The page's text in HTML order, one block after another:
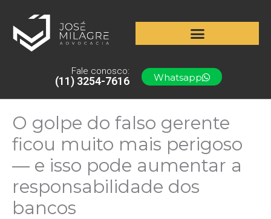
conteúdo
Fale conosco:
(11) 3254-7616 Whatsapp
O golpe do falso gerente
ficou muito mais perigoso
— e isso pode aumentar a
responsabilidade dos
bancos